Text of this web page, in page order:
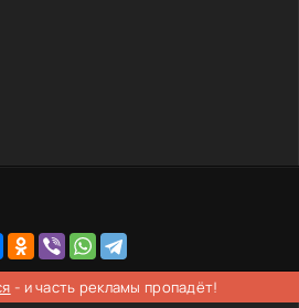
- и часть рекламы пропадёт!